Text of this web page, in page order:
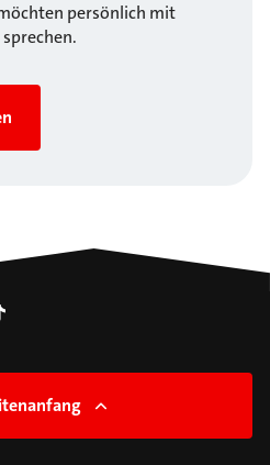
persönlich mit